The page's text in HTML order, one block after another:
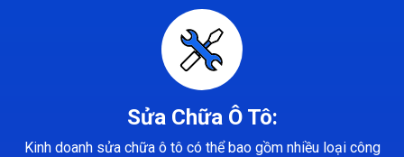
Sửa Chữa Ô Tô:
Kinh doanh sửa chữa ô tô có thể bao gồm nhiều loại công